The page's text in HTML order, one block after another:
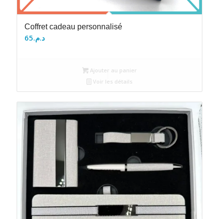
Coffret cadeau personnalisé
د.م.65
Ajouter au panier
Voir les détails